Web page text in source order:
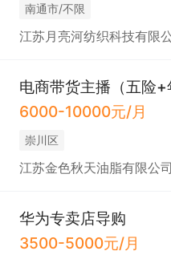
南通市/不限
江苏月亮河纺织科技有限
电商带货主播（五险+
6000-10000元/月
崇川区
江苏金色秋天油脂有限公司
华为专卖店导购
3500-5000元/月